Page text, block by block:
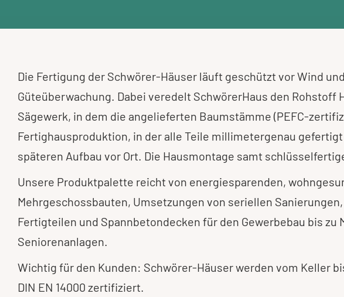
Die Fertigung der Schwörer-Häuser läuft geschützt vor Wind
Güteüberwachung. Dabei veredelt SchwörerHaus den
Sägewerk, in dem die angelieferten Baumstämme (PEFC-
Fertighausproduktion, in der alle Teile millimetergenau
späteren Aufbau vor Ort. Die Hausmontage samt
Unsere Produktpalette reicht von energiesparenden,
Mehrgeschossbauten, Umsetzungen von seriellen
Fertigteilen und Spannbetondecken für den Gewerbebau bis
Seniorenanlagen.
Wichtig für den Kunden: Schwörer-Häuser werden vom Keller
DIN EN 14000 zertifiziert.